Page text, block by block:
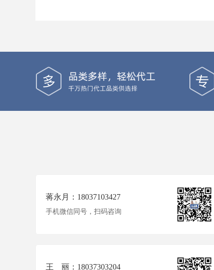
蒋永月：18037103427
手机微信同号，扫码咨询
王 丽：18037303204